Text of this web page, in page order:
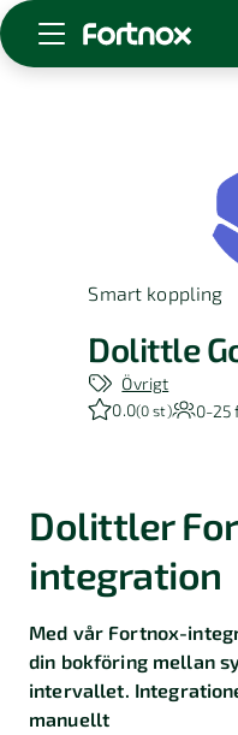
För
Kunskap &
Logga in
Om Fortnox
Karriär
Kontakt
Smart koppling
Dolittle
Övrigt
0.0(0 st) 0-25
Dolittler
integration
Med vår Fortnox-
din bokföring mellan
intervallet.
manuellt